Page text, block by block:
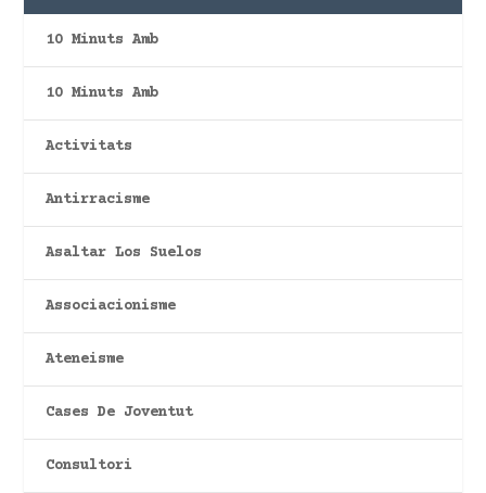
10 Minuts Amb
10 Minuts Amb
Activitats
Antirracisme
Asaltar Los Suelos
Associacionisme
Ateneisme
Cases De Joventut
Consultori